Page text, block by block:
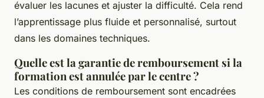
évaluer les lacunes et ajuster la difficulté. Cela rend
l’apprentissage plus fluide et personnalisé, surtout
dans les domaines techniques.
Quelle est la garantie de remboursement si la
formation est annulée par le centre ?
Les conditions de remboursement sont encadrées